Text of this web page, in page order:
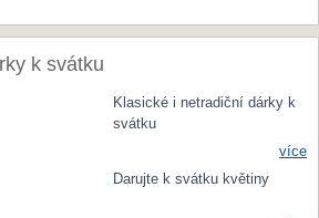
k svátku
Klasické i netradiční dárky k
svátku
více
Darujte k svátku květiny